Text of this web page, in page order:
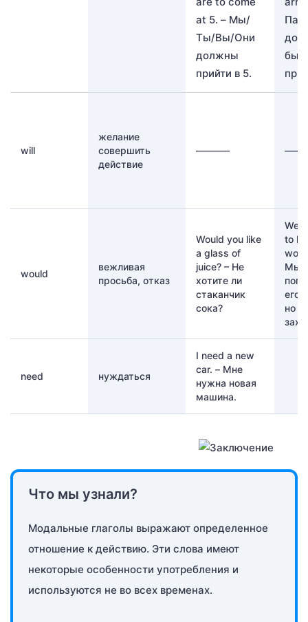
at 5. – Мы/
Ты/Вы/Они
должны
прийти в 5.
will
желание
совершить
действие
———–
would
вежливая
просьба, отказ
Would you like
a glass of
juice? – Не
хотите ли
стаканчик
сока?
We
to
Мы
его
но
need нуждаться
I need a new
car. – Мне
нужна новая
машина.
Что мы узнали?
Модальные глаголы выражают определенное
отношение к действию. Эти слова имеют
некоторые особенности употребления и
используются не во всех временах.